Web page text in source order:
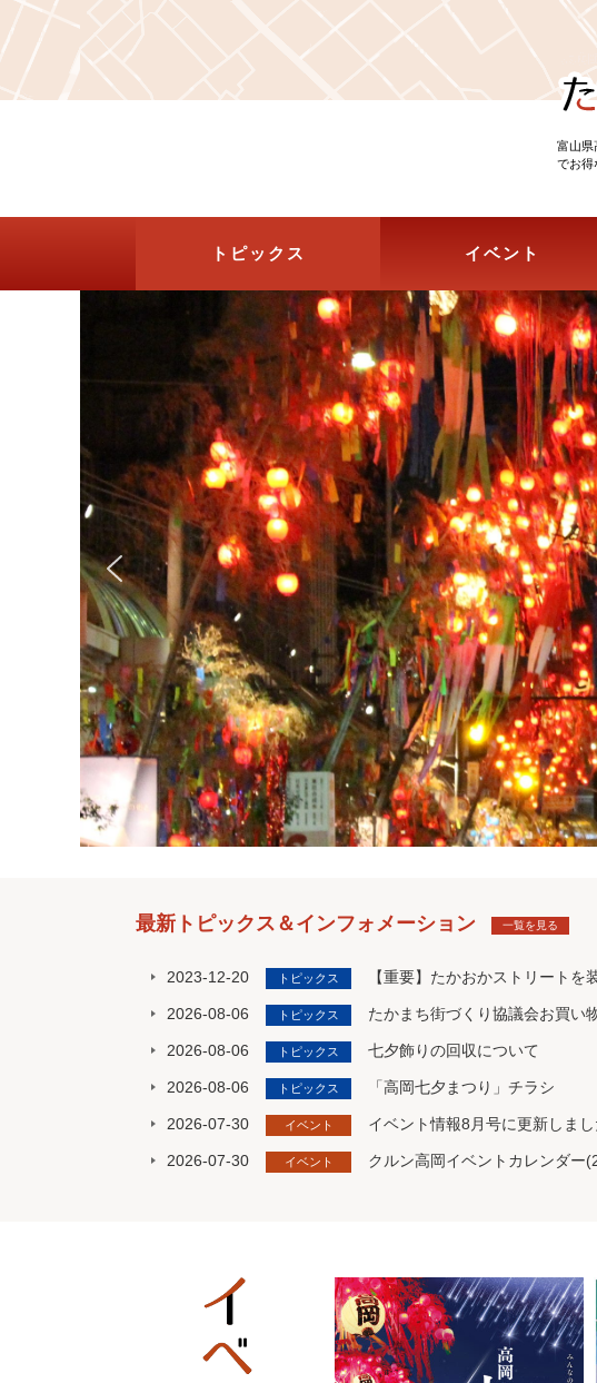
富山県
でお得
トピックス イベント
最新トピックス＆インフォメーション 一覧を見る
2023-12-20 トピックス 【重要】たかおかストリート
2026-08-06 トピックス たかまち街づくり協議会お買い
2026-08-06 トピックス 七夕飾りの回収について
2026-08-06 トピックス 「高岡七夕まつり」チラシ
2026-07-30 イベント イベント情報8月号に更新しまし
2026-07-30 イベント クルン高岡イベントカレンダー